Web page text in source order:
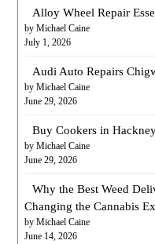
Alloy Wheel Repair
by Michael Caine
July 1, 2026
Audi Auto Repairs
by Michael Caine
June 29, 2026
Buy Cookers in
by Michael Caine
June 29, 2026
Why the Best Weed
Changing the Cannabis
by Michael Caine
June 14, 2026